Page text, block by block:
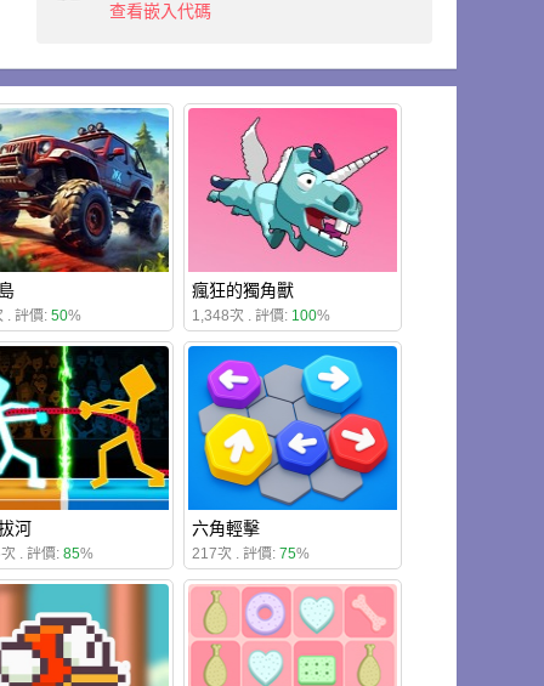
查看嵌入代碼
. 評價: 50%
瘋狂的獨角獸
1,348次 . 評價: 100%
河
. 評價: 85%
六角輕擊
217次 . 評價: 75%